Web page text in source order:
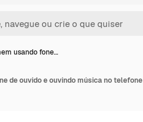
usando fone…
de ouvido e ouvindo música no telefone